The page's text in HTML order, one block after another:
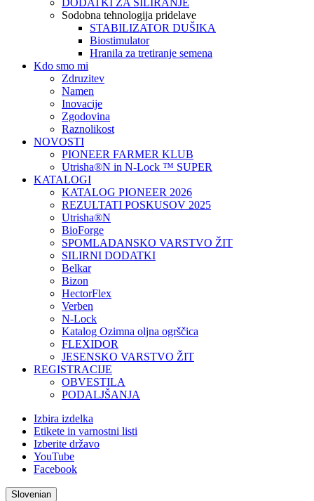
DODATKI ZA SILIRANJE
Sodobna tehnologija pridelave
STABILIZATOR DUŠIKA
Biostimulator
Hranila za tretiranje semena
Kdo smo mi
Zdruzitev
Namen
Inovacije
Zgodovina
Raznolikost
NOVOSTI
PIONEER FARMER KLUB
Utrisha®N in N-Lock ™ SUPER
KATALOGI
KATALOG PIONEER 2026
REZULTATI POSKUSOV 2025
Utrisha®N
BioForge
SPOMLADANSKO VARSTVO ŽIT
SILIRNI DODATKI
Belkar
Bizon
HectorFlex
Verben
N-Lock
Katalog Ozimna oljna ogrščica
FLEXIDOR
JESENSKO VARSTVO ŽIT
REGISTRACIJE
OBVESTILA
PODALJŠANJA
Izbira izdelka
Etikete in varnostni listi
Izberite državo
YouTube
Facebook
Slovenian